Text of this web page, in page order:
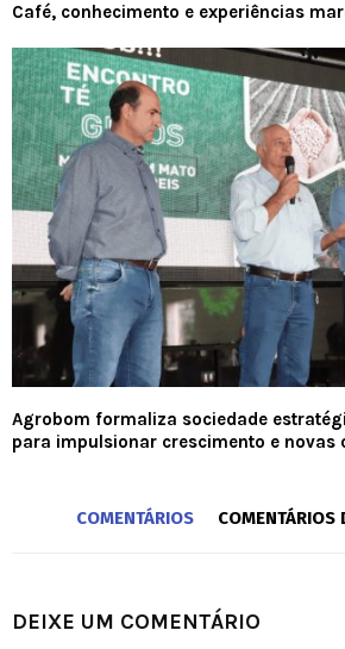
Café, conhecimento e experiências
Agrobom formaliza sociedade
para impulsionar crescimento e novas
COMENTÁRIOS COMENTÁRIOS
DEIXE UM COMENTÁRIO